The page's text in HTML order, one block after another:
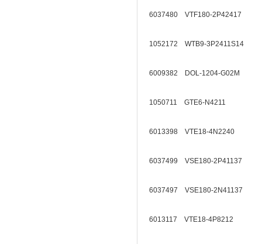
6037480 VTF180-2P42417
1052172 WTB9-3P2411S14
6009382 DOL-1204-G02M
1050711 GTE6-N4211
6013398 VTE18-4N2240
6037499 VSE180-2P41137
6037497 VSE180-2N41137
6013117 VTE18-4P8212